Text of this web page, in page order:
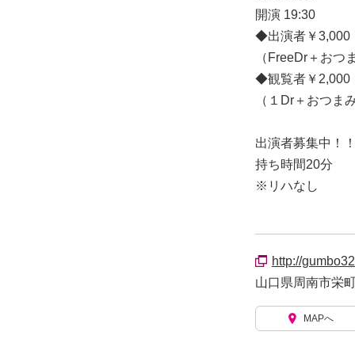
開演 19:30
◆出演者￥3,000
（FreeDr＋おつ
◆観覧者￥2,000
（１Dr＋おつま
出演者募集中！
持ち時間20分
※リハなし
http://
山口県周南市栄
MAPへ